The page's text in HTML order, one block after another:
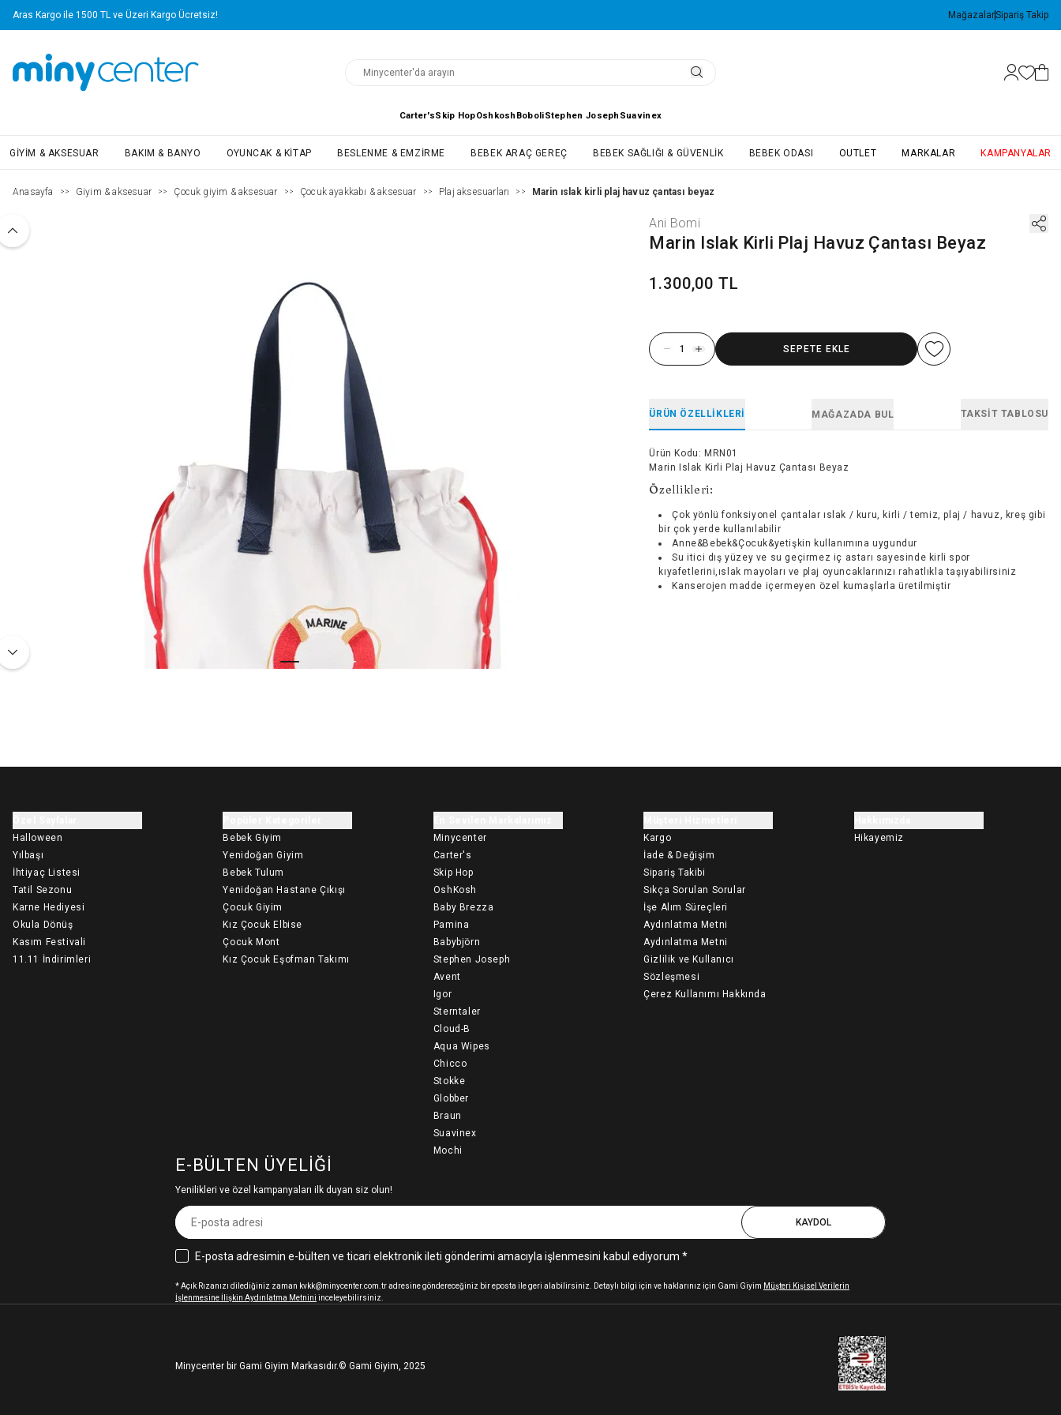
Aras Kargo ile 1500 TL ve Üzeri Kargo Ücretsiz! MağazalarSipariş Takip
Carter'sSkip HopOshkosh BoboliStephen Joseph Suavinex
GIYIM & AKSESUAR BAKIM & BANYO OYUNCAK & KITAP BESLENME & EMZIRME BEBEK ARAÇ GEREÇ BEBEK SAĞLIĞI & GÜVENLIK BEBEK ODASI OUTLET MARKALAR KAMPANYALAR
Anasayfa >> Giyim & aksesuar >> Çocuk giyim & aksesuar >> Çocuk ayakkabı & aksesuar >> Plaj aksesuarları >> Marin ıslak kirli plaj havuz çantası beyaz
Ani Bomi
Marin Islak Kirli Plaj Havuz Çantası Beyaz
1.300,00 TL
SEPETE EKLE
ÜRÜN ÖZELLIKLERI MAĞAZADA BUL TAKSIT TABLOSU
Ürün Kodu : MRN01
Marin Islak Kirli Plaj Havuz Çantası Beyaz
Özellikleri:
Çok yönlü fonksiyonel çantalar ıslak / kuru, kirli / temiz, plaj / havuz, kreş gibi
bir çok yerde kullanılabilir
Anne&Bebek&Çocuk&yetişkin kullanımına uygundur
Su itici dış yüzey ve su geçirmez iç astarı sayesinde kirli spor
kıyafetlerini,ıslak mayoları ve plaj oyuncaklarınızı rahatlıkla taşıyabilirsiniz
Kanserojen madde içermeyen özel kumaşlarla üretilmiştir
Halloween
Yılbaşı
İhtiyaç Listesi
Tatil Sezonu
Karne Hediyesi
Okula Dönüş
Kasım Festivali
11.11 İndirimleri
Bebek Giyim
Yenidoğan Giyim
Bebek Tulum
Yenidoğan Hastane Çıkışı
Çocuk Giyim
Kız Çocuk Elbise
Çocuk Mont
Kız Çocuk Eşofman Takımı
Minycenter
Carter's
Skip Hop
OshKosh
Baby Brezza
Pamina
Babybjörn
Stephen Joseph
Avent
Igor
Sterntaler
Cloud-B
Aqua Wipes
Chicco
Stokke
Globber
Braun
Suavinex
Mochi
Kargo
İade & Değişim
Sipariş Takibi
Sıkça Sorulan Sorular
İşe Alım Süreçleri
Aydınlatma Metni
Aydınlatma Metni
Gizlilik ve Kullanıcı
Sözleşmesi
Çerez Kullanımı Hakkında
Hikayemiz
E-BÜLTEN ÜYELIĞI
Yenilikleri ve özel kampanyaları ilk duyan siz olun!
KAYDOL
E-posta adresimin e-bülten ve ticari elektronik ileti gönderimi amacıyla işlenmesini kabul ediyorum *
* Açık Rızanızı dilediğiniz zaman kvkk@minycenter.com.tr adresine göndereceğiniz bir eposta ile geri alabilirsiniz. Detaylı bilgi için ve haklarınız için Gami Giyim Müşteri Kişisel Verilerin
İşlenmesine İlişkin Aydınlatma Metnini inceleyebilirsiniz.
Minycenter bir Gami Giyim Markasıdır. © Gami Giyim, 2025